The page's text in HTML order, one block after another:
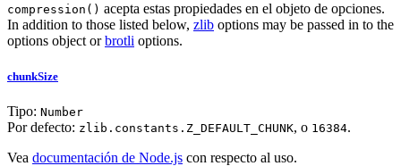
compression() acepta estas propiedades en el objeto de opciones.
In addition to those listed below, zlib options may be passed in to the
options object orbrotli options.
chunkSize
Tipo: Number
Por defecto: zlib.constants.Z_DEFAULT_CHUNK, o 16384.
Vea documentación de Node.js con respecto al uso.